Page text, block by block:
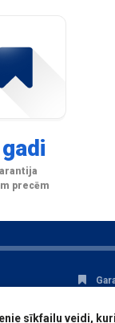
precēm
sīkfailu veidi,